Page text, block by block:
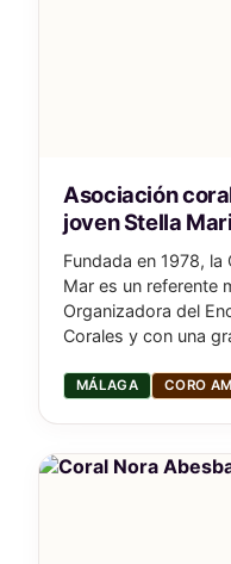
Asociación
joven Stella
Fundada en 1978,
Mar es un referente
Organizadora del
Corales y con una
MÁLAGA CORO